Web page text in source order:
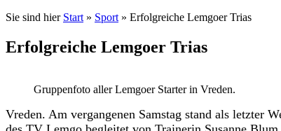
Sie sind hier Start » Sport » Erfolgreiche Lemgoer Trias
Erfolgreiche Lemgoer Trias
Gruppenfoto aller Lemgoer Starter in Vreden.
Vreden. Am vergangenen Samstag stand als letzter